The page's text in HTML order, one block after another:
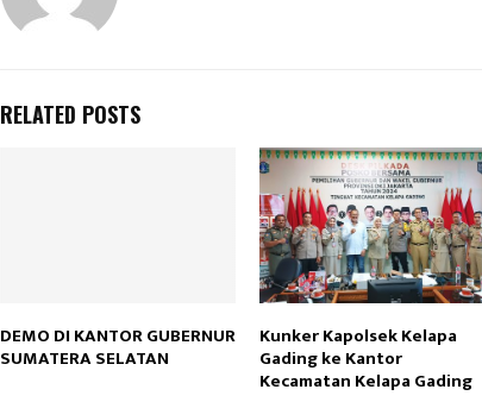
RELATED POSTS
DEMO DI KANTOR GUBERNUR
SUMATERA SELATAN
Kunker Kapolsek Kelapa
Gading ke Kantor
Kecamatan Kelapa Gading